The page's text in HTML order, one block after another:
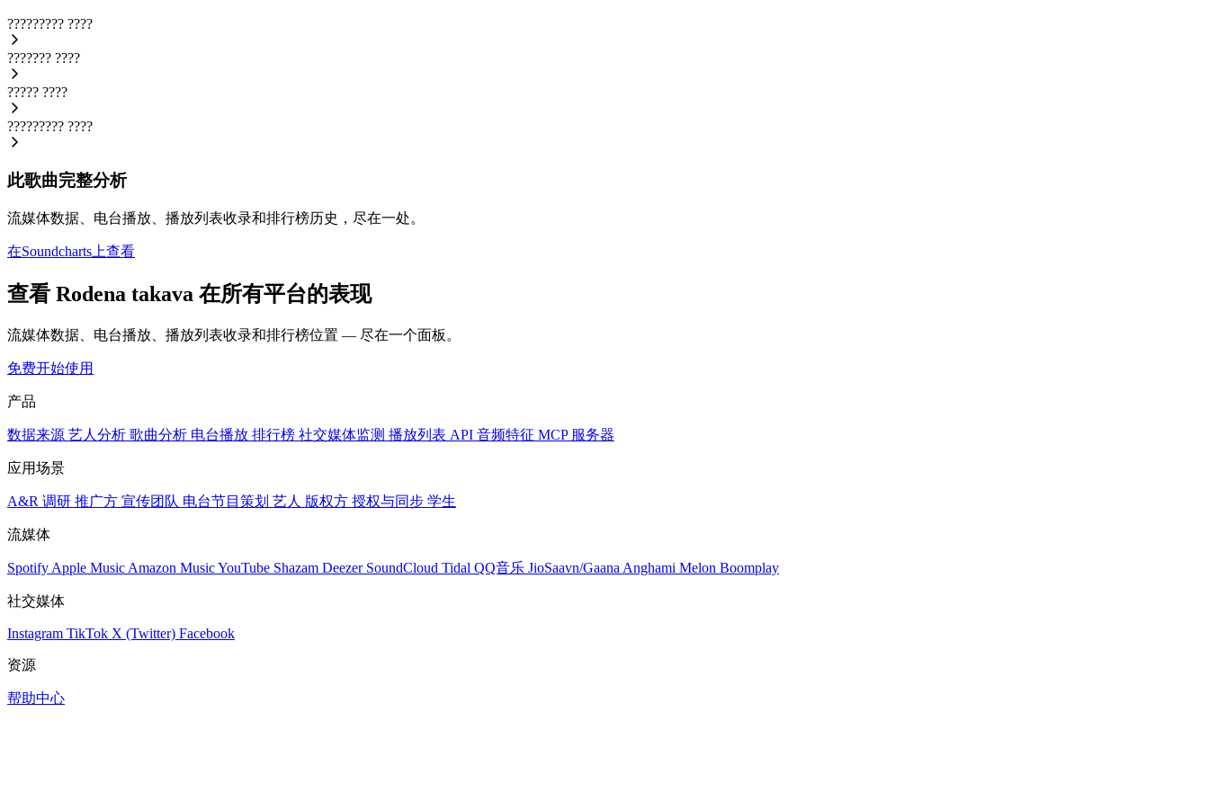
????????? ????
??????? ????
????? ????
????????? ????
此歌曲完整分析
流媒体数据、电台播放、播放列表收录和排行榜历史，尽在一处。
在Soundcharts上查看
查看 Rodena takava 在所有平台的表现
流媒体数据、电台播放、播放列表收录和排行榜位置 — 尽在一个面板。
免费开始使用
产品
数据来源 艺人分析 歌曲分析 电台播放 排行榜 社交媒体监测 播放列表 API 音频特征 MCP 服务器
应用场景
A&R 调研 推广方 宣传团队 电台节目策划 艺人 版权方 授权与同步 学生
流媒体
Spotify Apple Music Amazon MusicYouTube Shazam Deezer SoundCloud Tidal QQ音乐 JioSaavn/Gaana Anghami Melon Boomplay
社交媒体
Instagram TikTok X (Twitter) Facebook
资源
帮助中心